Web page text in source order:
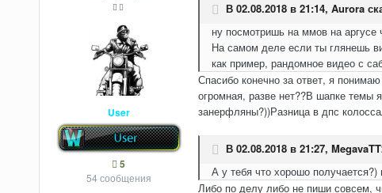
User
5
54 сообщения
В 02.08.2018 в 21:14, Aurora
ну посмотришь на ммов на аргусе
На самом деле если ты глянешь
как пример, рандомное видео с
Спасибо конечно за ответ, я
огромная, разве нет??В шапке темы
занерфляны?))Разница в дпс
В 02.08.2018 в 21:27,
А у тебя что хорошо получается?)
Либо по делу либо не пиши совсем,